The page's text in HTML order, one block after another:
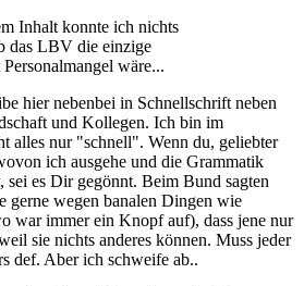
Inhalt konnte ich nichts
das LBV die einzige
wäre...
hier nebenbei in Schnellschrift neben
und Kollegen. Ich bin im
alles nur "schnell". Wenn du, geliebter
ich ausgehe und die Grammatik
sei es Dir gegönnt. Beim Bund sagten
gerne wegen banalen Dingen wie
war immer ein Knopf auf), dass jene nur
sie nichts anderes können. Muss jeder
def. Aber ich schweife ab..